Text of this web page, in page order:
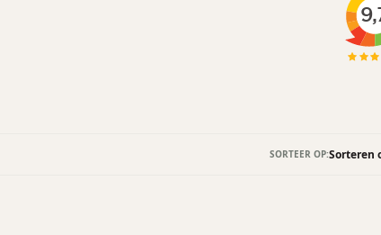
SORTEER OP: